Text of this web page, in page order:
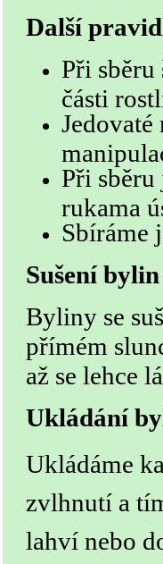
Další
Při
části
Při
rukama
Sbíráme
Sušení bylin
Byliny se
přímém
až se lehce
Ukládání
Ukládáme
zvlhnutí a
lahví nebo